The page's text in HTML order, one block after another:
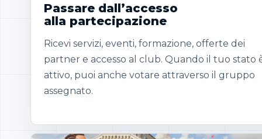
Passare dall’accesso
alla partecipazione
Ricevi servizi, eventi, formazione, offerte dei
partner e accesso al club. Quando il tuo stato
attivo, puoi anche votare attraverso il gruppo
assegnato.